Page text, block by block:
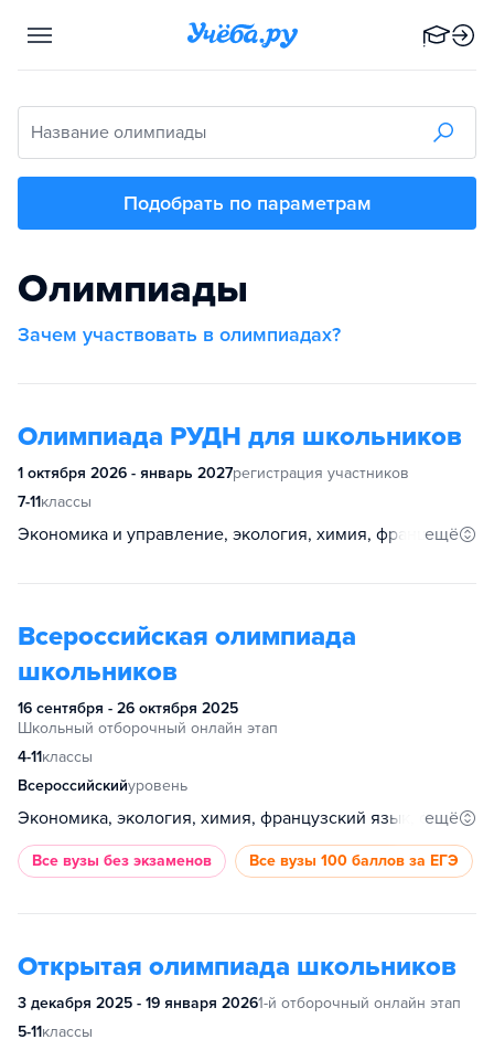
Название олимпиады
Подобрать по параметрам
Олимпиады
Зачем участвовать в олимпиадах?
Олимпиада РУДН для школьников
1 октября 2026 - январь 2027регистрация участников
7-11классы
Экономика и управление, экология, химия, французский язык, устойчивое развитие, таможенное дело, страноведение, спортивное программирование, психология образования, психология, право, основы бизнеса, обществознание, немецкий язык, история, испанский язык, информатика и кибербезопасность, информатика, геология, география, биология, английский язык, анализ данных, агробиотехнологии
ещё
Всероссийская олимпиада
школьников
16 сентября - 26 октября 2025
Школьный отборочный онлайн этап
4-11классы
Всероссийскийуровень
Экономика, экология, химия, французский язык, физическая культура, физика, технология, русский язык, право, основы безопасности и защиты Родины, обществознание, немецкий язык, математика, литература, китайский язык, итальянский язык, история, испанский язык, искусство (МХК), информатика, география, биология, астрономия, английский язык
ещё
Все вузы без экзаменов Все вузы 100 баллов за ЕГЭ
Открытая олимпиада школьников
3 декабря 2025 - 19 января 20261-й отборочный онлайн этап
5-11классы